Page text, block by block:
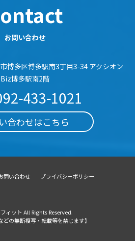
お問い合わせ
博多区博多駅南3丁目3-34 アクシオン
Biz博多駅南2階
433-1021
合わせはこちら
問い合わせ プライバシーポリシー
ィット All Rights Reserved.
どの無断複写・転載等を禁じます】